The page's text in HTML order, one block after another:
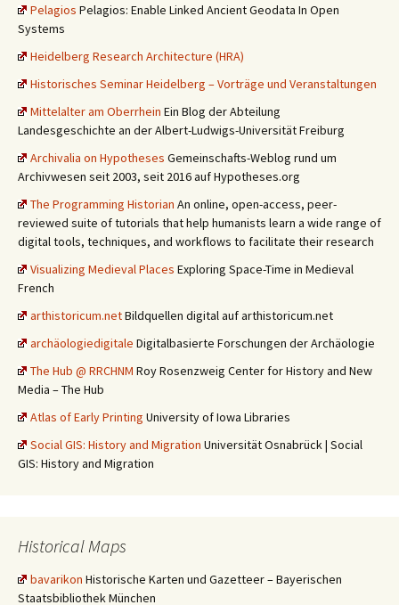
Pelagios Pelagios: Enable Linked Ancient Geodata In Open
Systems
Heidelberg Research Architecture (HRA)
Historisches Seminar Heidelberg – Vorträge und Veranstaltungen
Mittelalter am Oberrhein Ein Blog der Abteilung
Landesgeschichte an der Albert-Ludwigs-Universität Freiburg
Archivalia on Hypotheses Gemeinschafts-Weblog rund um
Archivwesen seit 2003, seit 2016 auf Hypotheses.org
The Programming Historian An online, open-access, peer-
reviewed suite of tutorials that help humanists learn a wide range of
digital tools, techniques, and workflows to facilitate their research
Visualizing Medieval Places Exploring Space-Time in Medieval
French
arthistoricum.netBildquellen digital auf arthistoricum.net
archäologiedigitale Digitalbasierte Forschungen der Archäologie
The Hub @ RRCHNM Roy Rosenzweig Center for History and New
Media – The Hub
Atlas of Early Printing University of Iowa Libraries
Social GIS: History and Migration Universität Osnabrück | Social
GIS: History and Migration
Historical Maps
bavarikon Historische Karten und Gazetteer – Bayerischen
Staatsbibliothek München